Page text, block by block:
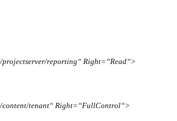
reporting“ Right=“Read“>
content/tenant“ Right=“FullControl“>